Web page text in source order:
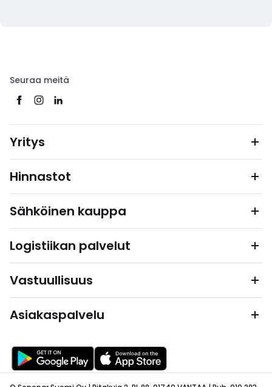
Seuraa meitä
Yritys
Hinnastot
Sähköinen kauppa
Logistiikan palvelut
Vastuullisuus
Asiakaspalvelu